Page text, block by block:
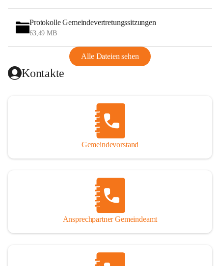
Protokolle Gemeindevertretungssitzungen
63,49 MB
Alle Dateien sehen
Kontakte
Gemeindevorstand
Ansprechpartner Gemeindeamt